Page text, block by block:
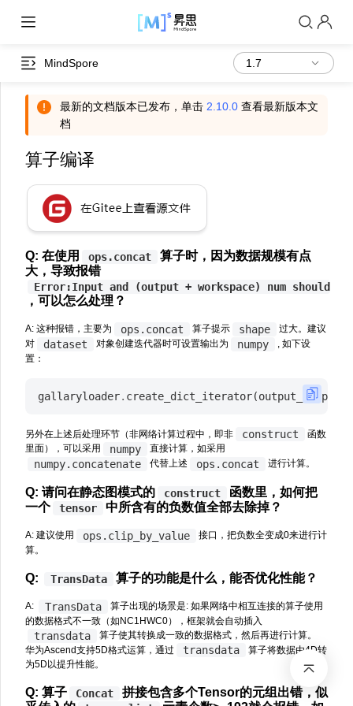
MindSpore
最新的文档版本已发布，单击 2.10.0 查看最新版本文
档
算子编译
Q: 在使用 ops.concat
算子时，因为数据规模有点
大，导致报错
Error:Input and (output + workspace) num should
，可以怎么处理？
A: 这种报错，主要为 ops.concat 算子提示 shape
过大。建议
对
dataset 对象创建迭代器时可设置输出为 numpy
, 如下设
置：
gallaryloader. create_dict_iterator(output_numpy
另外在上述后处理环节（非网络计算过程中，即非 construct
函数
里面），可以采用
numpy 直接计算，如采用
numpy.concatenate 代替上述 ops.concat 进行计算。
Q: 请问在静态图模式的 construct
函数里，如何把
一个
tensor 中所含有的负数值全部去除掉？
A: 建议使用 ops.clip_by_value
接口，把负数全变成0来进行计
算。
Q: TransData 算子的功能是什么，能否优化性能？
A: TransData
算子出现的场景是: 如果网络中相互连接的算子使用
的数据格式不一致（如NC1HWC0），框架就会自动插入
transdata
算子使其转换成一致的数据格式，然后再进行计算。
华为Ascend支持5D格式运算，通过
transdata
算子将数据由4D转
为5D以提升性能。
Q: 算子 Concat
拼接包含多个Tensor的元组出错，似